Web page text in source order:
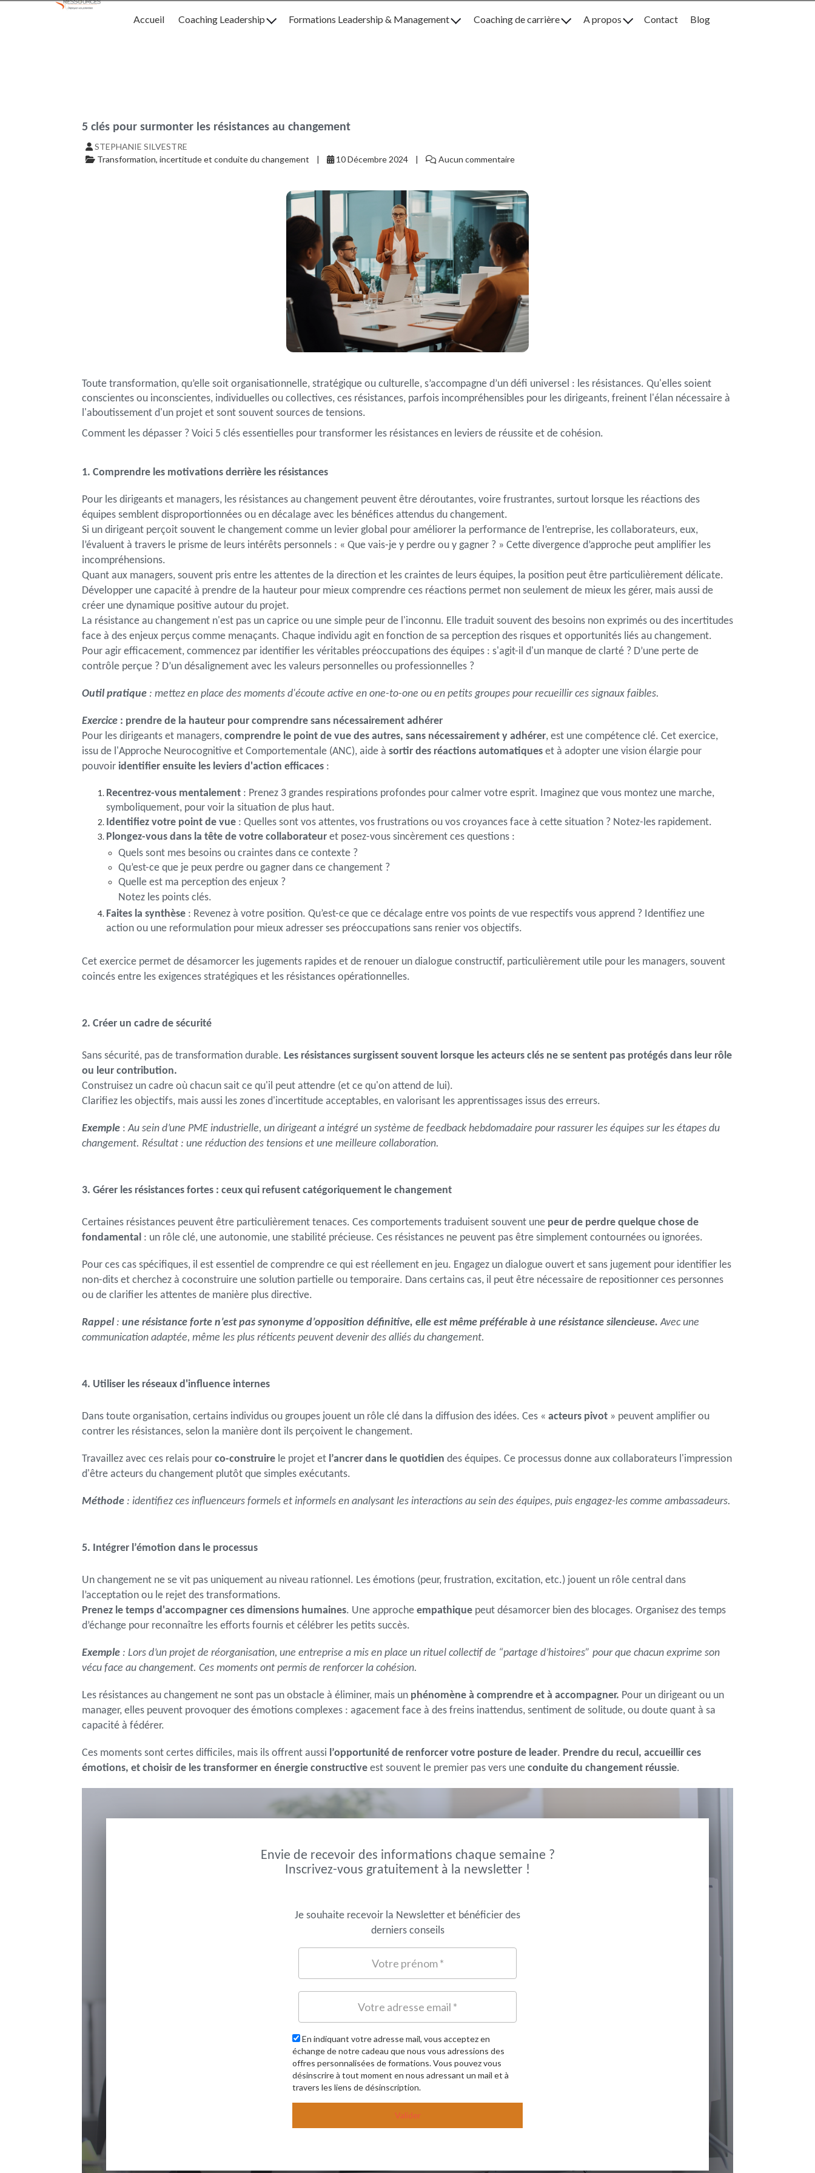
Accueil Coaching Leadership Formations Leadership & Management Coaching de carrière A propos Contact Blog
5 clés pour surmonter les résistances au changement
STEPHANIE SILVESTRE
Transformation, incertitude et conduite du changement
10 Décembre 2024 Aucun commentaire
Toute transformation, qu’elle soit organisationnelle, stratégique ou culturelle, s’accompagne d’un défi universel : les résistances. Qu'elles soient
conscientes ou inconscientes, individuelles ou collectives, ces résistances, parfois incompréhensibles pour les dirigeants, freinent l'élan nécessaire à
l'aboutissement d'un projet et sont souvent sources de tensions.
Comment les dépasser ? Voici 5 clés essentielles pour transformer les résistances en leviers de réussite et de cohésion.
1. Comprendre les motivations derrière les résistances
Pour les dirigeants et managers, les résistances au changement peuvent être déroutantes, voire frustrantes, surtout lorsque les réactions des
équipes semblent disproportionnées ou en décalage avec les bénéfices attendus du changement.
Si un dirigeant perçoit souvent le changement comme un levier global pour améliorer la performance de l’entreprise, les collaborateurs, eux,
l’évaluent à travers le prisme de leurs intérêts personnels : « Que vais-je y perdre ou y gagner ? » Cette divergence d’approche peut amplifier les
incompréhensions.
Quant aux managers, souvent pris entre les attentes de la direction et les craintes de leurs équipes, la position peut être particulièrement délicate.
Développer une capacité à prendre de la hauteur pour mieux comprendre ces réactions permet non seulement de mieux les gérer, mais aussi de
créer une dynamique positive autour du projet.
La résistance au changement n'est pas un caprice ou une simple peur de l'inconnu. Elle traduit souvent des besoins non exprimés ou des incertitudes
face à des enjeux perçus comme menaçants. Chaque individu agit en fonction de sa perception des risques et opportunités liés au changement.
Pour agir efficacement, commencez par identifier les véritables préoccupations des équipes : s'agit-il d'un manque de clarté ? D’une perte de
contrôle perçue ? D’un désalignement avec les valeurs personnelles ou professionnelles ?
Outil pratique : mettez en place des moments d'écoute active en one-to-one ou en petits groupes pour recueillir ces signaux faibles.
Exercice : prendre de la hauteur pour comprendre sans nécessairement adhérer
Pour les dirigeants et managers, comprendre le point de vue des autres, sans nécessairement y adhérer, est une compétence clé. Cet exercice,
issu de l'Approche Neurocognitive et Comportementale (ANC), aide à sortir des réactions automatiques et à adopter une vision élargie pour
pouvoir identifier ensuite les leviers d'action efficaces :
Recentrez-vous mentalement : Prenez 3 grandes respirations profondes pour calmer votre esprit. Imaginez que vous montez une marche,
symboliquement, pour voir la situation de plus haut.
Identifiez votre point de vue : Quelles sont vos attentes, vos frustrations ou vos croyances face à cette situation ? Notez-les rapidement.
Plongez-vous dans la tête de votre collaborateur et posez-vous sincèrement ces questions :
Quels sont mes besoins ou craintes dans ce contexte ?
Qu’est-ce que je peux perdre ou gagner dans ce changement ?
Quelle est ma perception des enjeux ?
Notez les points clés.
Faites la synthèse : Revenez à votre position. Qu’est-ce que ce décalage entre vos points de vue respectifs vous apprend ? Identifiez une
action ou une reformulation pour mieux adresser ses préoccupations sans renier vos objectifs.
Cet exercice permet de désamorcer les jugements rapides et de renouer un dialogue constructif, particulièrement utile pour les managers, souvent
coincés entre les exigences stratégiques et les résistances opérationnelles.
2. Créer un cadre de sécurité
Sans sécurité, pas de transformation durable. Les résistances surgissent souvent lorsque les acteurs clés ne se sentent pas protégés dans leur rôle
ou leur contribution.
Construisez un cadre où chacun sait ce qu'il peut attendre (et ce qu'on attend de lui).
Clarifiez les objectifs, mais aussi les zones d'incertitude acceptables, en valorisant les apprentissages issus des erreurs.
Exemple :Au sein d’une PME industrielle, un dirigeant a intégré un système de feedback hebdomadaire pour rassurer les équipes sur les étapes du
changement. Résultat : une réduction des tensions et une meilleure collaboration.
3. Gérer les résistances fortes : ceux qui refusent catégoriquement le changement
Certaines résistances peuvent être particulièrement tenaces. Ces comportements traduisent souvent une peur de perdre quelque chose de
fondamental : un rôle clé, une autonomie, une stabilité précieuse. Ces résistances ne peuvent pas être simplement contournées ou ignorées.
Pour ces cas spécifiques, il est essentiel de comprendre ce qui est réellement en jeu. Engagez un dialogue ouvert et sans jugement pour identifier les
non-dits et cherchez à coconstruire une solution partielle ou temporaire. Dans certains cas, il peut être nécessaire de repositionner ces personnes
ou de clarifier les attentes de manière plus directive.
Rappel : une résistance forte n’est pas synonyme d’opposition définitive, elle est même préférable à une résistance silencieuse. Avec une
communication adaptée, même les plus réticents peuvent devenir des alliés du changement.
4. Utiliser les réseaux d'influence internes
Dans toute organisation, certains individus ou groupes jouent un rôle clé dans la diffusion des idées. Ces « acteurs pivot » peuvent amplifier ou
contrer les résistances, selon la manière dont ils perçoivent le changement.
Travaillez avec ces relais pour co-construire le projet et l’ancrer dans le quotidien des équipes. Ce processus donne aux collaborateurs l'impression
d'être acteurs du changement plutôt que simples exécutants.
Méthode : identifiez ces influenceurs formels et informels en analysant les interactions au sein des équipes, puis engagez-les comme ambassadeurs.
5. Intégrer l’émotion dans le processus
Un changement ne se vit pas uniquement au niveau rationnel. Les émotions (peur, frustration, excitation, etc.) jouent un rôle central dans
l’acceptation ou le rejet des transformations.
Prenez le temps d'accompagner ces dimensions humaines. Une approche empathique peut désamorcer bien des blocages. Organisez des temps
d’échange pour reconnaître les efforts fournis et célébrer les petits succès.
Exemple : Lors d’un projet de réorganisation, une entreprise a mis en place un rituel collectif de “partage d’histoires” pour que chacun exprime son
vécu face au changement. Ces moments ont permis de renforcer la cohésion.
Les résistances au changement ne sont pas un obstacle à éliminer, mais un phénomène à comprendre et à accompagner. Pour un dirigeant ou un
manager, elles peuvent provoquer des émotions complexes : agacement face à des freins inattendus, sentiment de solitude, ou doute quant à sa
capacité à fédérer.
Ces moments sont certes difficiles, mais ils offrent aussi l’opportunité de renforcer votre posture de leader. Prendre du recul, accueillir ces
émotions, et choisir de les transformer en énergie constructive est souvent le premier pas vers une conduite du changement réussie.
Envie de recevoir des informations chaque semaine ?
Inscrivez-vous gratuitement à la newsletter !
Je souhaite recevoir la Newsletter et bénéficier des
derniers conseils
En indiquant votre adresse mail, vous acceptez en
échange de notre cadeau que nous vous adressions des
offres personnalisées de formations. Vous pouvez vous
désinscrire à tout moment en nous adressant un mail et à
travers les liens de désinscription.
Valider